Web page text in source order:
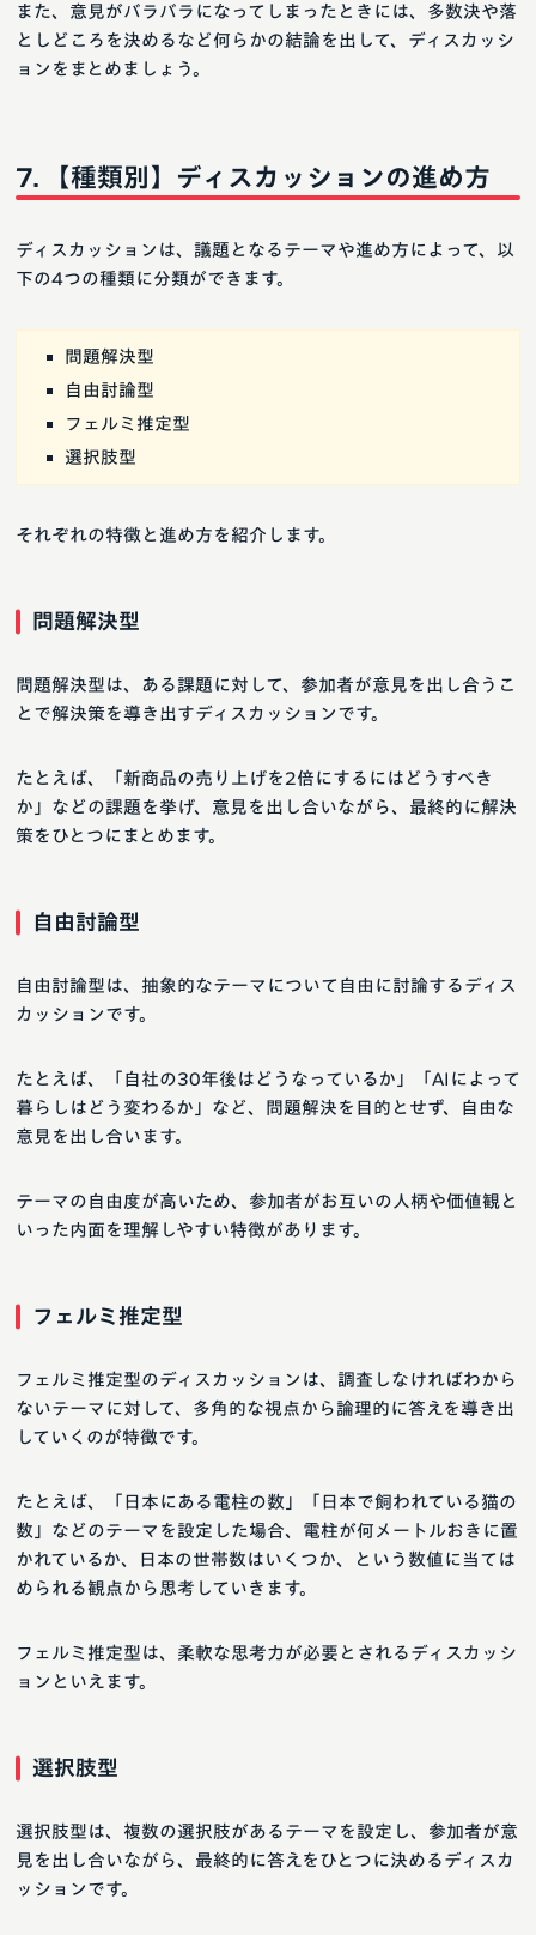
また、意見がバラバラになってしまったときには、多数決や落
としどころを決めるなど何らかの結論を出して、ディスカッシ
ョンをまとめましょう。
【種類別】ディスカッションの進め方
ディスカッションは、議題となるテーマや進め方によって、以
下の4つの種類に分類ができます。
問題解決型
自由討論型
フェルミ推定型
選択肢型
それぞれの特徴と進め方を紹介します。
問題解決型
問題解決型は、ある課題に対して、参加者が意見を出し合うこ
とで解決策を導き出すディスカッションです。
たとえば、「新商品の売り上げを2倍にするにはどうすべき
か」などの課題を挙げ、意見を出し合いながら、最終的に解決
策をひとつにまとめます。
自由討論型
自由討論型は、抽象的なテーマについて自由に討論するディス
カッションです。
たとえば、「自社の30年後はどうなっているか」「AIによって
暮らしはどう変わるか」など、問題解決を目的とせず、自由な
意見を出し合います。
テーマの自由度が高いため、参加者がお互いの人柄や価値観と
いった内面を理解しやすい特徴があります。
フェルミ推定型
フェルミ推定型のディスカッションは、調査しなければわから
ないテーマに対して、多角的な視点から論理的に答えを導き出
していくのが特徴です。
たとえば、「日本にある電柱の数」「日本で飼われている猫の
数」などのテーマを設定した場合、電柱が何メートルおきに置
かれているか、日本の世帯数はいくつか、という数値に当ては
められる観点から思考していきます。
フェルミ推定型は、柔軟な思考力が必要とされるディスカッシ
ョンといえます。
選択肢型
選択肢型は、複数の選択肢があるテーマを設定し、参加者が意
見を出し合いながら、最終的に答えをひとつに決めるディスカ
ッションです。